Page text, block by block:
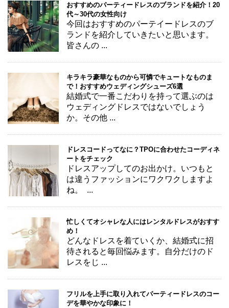
おすすめのパーティードレスのブランドを紹介！20
代～30代の女性向け
今回はおすすめのパーテイードレスのブ
ランドを紹介していきたいと思います。
皆さんの ...
キラキラ豪華なものから可憐でキュートなものま
で！おすすめウェディングシューズ6選
結婚式で一番こだわりを持って選ぶのは
ウェディングドレスではないでしょう
か。その他 ...
ドレスコードってなに？TPOに合わせたコーディネ
ートをチェック
ドレスアップしてのお出かけ。いつもと
は違うファッションにワクワクしますよ
ね。 ...
忙しくてオシャレな人にはレンタルドレスがおすす
め！
どんなドレスを着ていくか、結婚式に招
待されると毎回悩みます。自分だけのド
レスをじ ...
フリルを上手に取り入れてパーティードレスのコー
デを華やかな印象に！